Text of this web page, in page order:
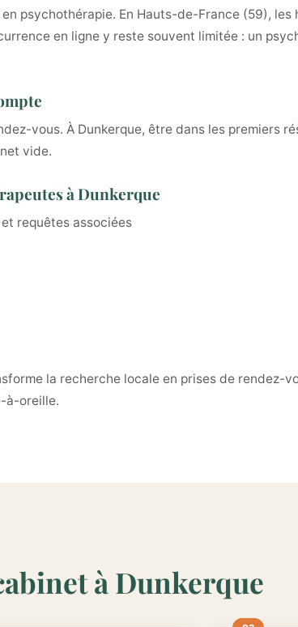
psychothérapie. En Hauts-de-France (59),
en ligne y reste souvent limitée : un
vous. À Dunkerque, être dans les premiers
vide.
à Dunkerque
requêtes associées
la recherche locale en prises de rendez-
à-oreille.
à Dunkerque